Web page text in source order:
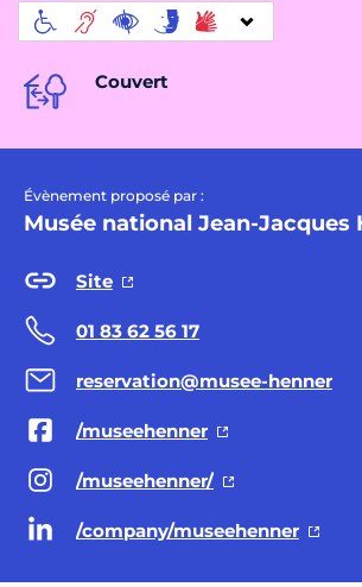
Couvert
Évènement proposé par :
Musée national Jean-Jacques
Site
01 83 62 56 17
reservation@musee-henner
/museehenner
/museehenner/
/company/museehenner